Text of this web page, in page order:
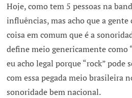
Hoje, como tem 5 pessoas na
influências, mas acho que a gente
coisa em comum que é a
define meio genericamente como
eu acho legal porque “rock” pode
com essa pegada meio brasileira
sonoridade bem nacional.